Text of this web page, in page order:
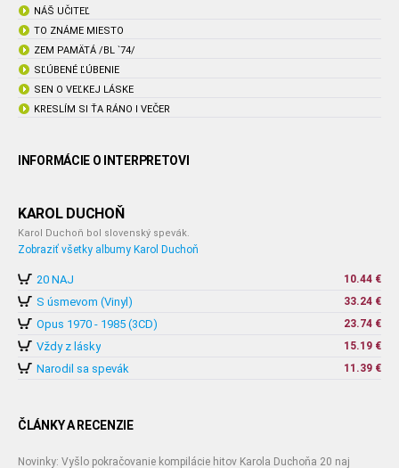
NÁŠ UČITEĽ
TO ZNÁME MIESTO
ZEM PAMÄTÁ /BL `74/
SĽÚBENÉ ĽÚBENIE
SEN O VEĽKEJ LÁSKE
KRESLÍM SI ŤA RÁNO I VEČER
INFORMÁCIE O INTERPRETOVI
KAROL DUCHOŇ
Karol Duchoň bol slovenský spevák.
Zobraziť všetky albumy Karol Duchoň
20 NAJ 10.44 €
S úsmevom (Vinyl) 33.24 €
Opus 1970 - 1985 (3CD) 23.74 €
Vždy z lásky 15.19 €
Narodil sa spevák 11.39 €
ČLÁNKY A RECENZIE
Novinky: Vyšlo pokračovanie kompilácie hitov Karola Duchoňa 20 naj